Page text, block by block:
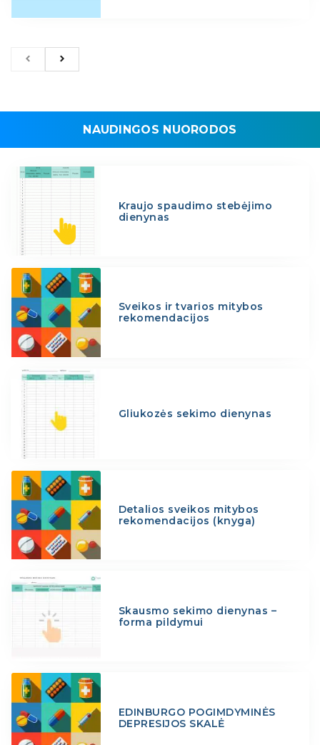
NAUDINGOS NUORODOS
Kraujo spaudimo stebėjimo
dienynas
Sveikos ir tvarios mitybos
rekomendacijos
Gliukozės sekimo dienynas
Detalios sveikos mitybos
rekomendacijos (knyga)
Skausmo sekimo dienynas –
forma pildymui
EDINBURGO POGIMDYMINĖS
DEPRESIJOS SKALĖ